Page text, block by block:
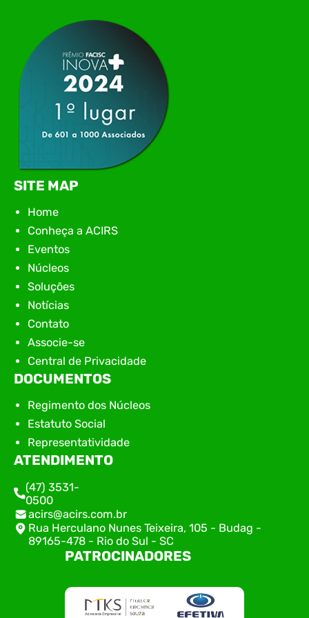
apresentação de novas iniciativas para o setor. O
encontro aconteceu em Rio…
SITE MAP
Home
Conheça a ACIRS
Eventos
Núcleos
Soluções
Notícias
Contato
Associe-se
Central de Privacidade
DOCUMENTOS
Regimento dos Núcleos
Estatuto Social
Representatividade
ATENDIMENTO
(47) 3531-
0500
acirs@acirs.com.br
Rua Herculano Nunes Teixeira, 105 - Budag -
89165-478 - Rio do Sul - SC
PATROCINADORES